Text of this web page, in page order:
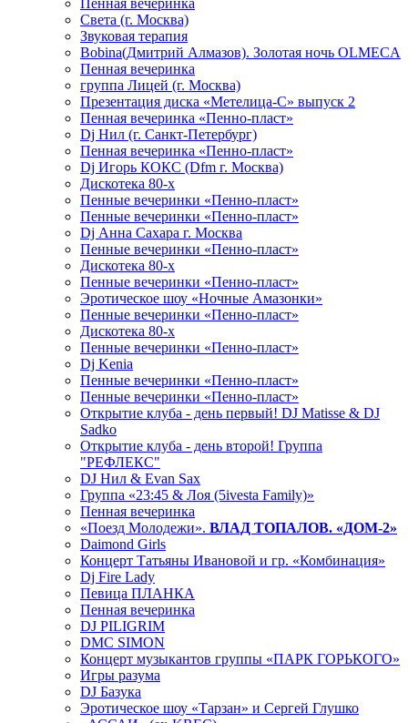
Пенная вечеринка
Света (г. Москва)
Звуковая терапия
Bobina(Дмитрий Алмазов). Золотая ночь OLMECA
Пенная вечеринка
группа Лицей (г. Москва)
Презентация диска «Метелица-С» выпуск 2
Пенная вечеринка «Пенно-пласт»
Dj Нил (г. Санкт-Петербург)
Пенная вечеринка «Пенно-пласт»
Dj Игорь КОКС (Dfm г. Москва)
Дискотека 80-х
Пенные вечеринки «Пенно-пласт»
Пенные вечеринки «Пенно-пласт»
Dj Анна Сахара г. Москва
Пенные вечеринки «Пенно-пласт»
Дискотека 80-х
Пенные вечеринки «Пенно-пласт»
Эротическое шоу «Ночные Амазонки»
Пенные вечеринки «Пенно-пласт»
Дискотека 80-х
Пенные вечеринки «Пенно-пласт»
Dj Kenia
Пенные вечеринки «Пенно-пласт»
Пенные вечеринки «Пенно-пласт»
Открытие клуба - день первый! DJ Matisse & DJ
Sadko
Открытие клуба - день второй! Группа
"РЕФЛЕКС"
DJ Нил & Evan Sax
Группа «23:45 & Лоя (5ivesta Family)»
Пенная вечеринка
«Поезд Молодежи». ВЛАД ТОПАЛОВ. «ДОМ-2»
Daimond Girls
Концерт Татьяны Ивановой и гр. «Комбинация»
Dj Fire Lady
Певица ПЛАНКА
Пенная вечеринка
DJ PILIGRIM
DMC SIMON
Концерт музыкантов группы «ПАРК ГОРЬКОГО»
Игры разума
DJ Базука
Эротическое шоу «Тарзан» и Сергей Глушко